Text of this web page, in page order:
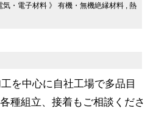
気・電子材料 》 有機・無機絶縁材料
熱
を中心に自社工場で多品目
種組立、接着もご相談くださ